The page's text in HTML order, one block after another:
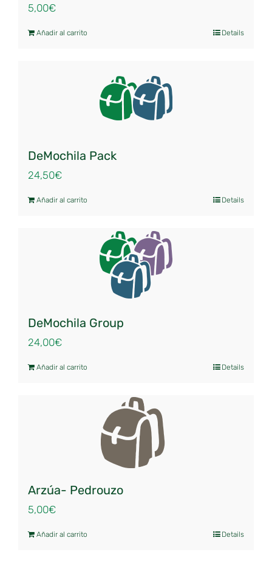
5,00€
Añadir al carrito Details
DeMochila Pack
24,50€
Añadir al carrito Details
DeMochila Group
24,00€
Añadir al carrito Details
Arzúa- Pedrouzo
5,00€
Añadir al carrito Details